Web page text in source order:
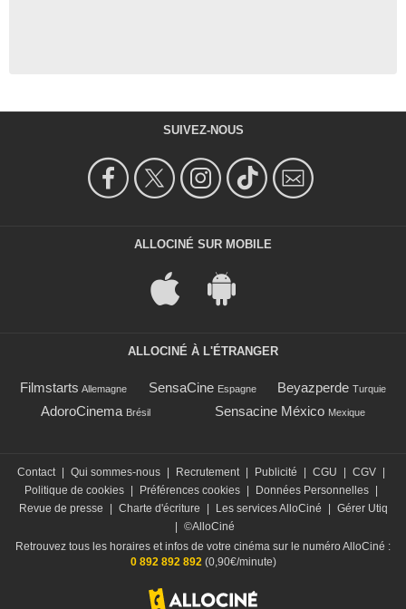
SUIVEZ-NOUS
ALLOCINÉ SUR MOBILE
ALLOCINÉ À L'ÉTRANGER
Filmstarts Allemagne SensaCine Espagne Beyazperde Turquie
AdoroCinema Brésil Sensacine México Mexique
Contact Qui sommes-nous Recrutement Publicité CGU CGV
Politique de cookies
Préférences cookies Données Personnelles
Revue de presse
Charte d'écriture Les services AlloCiné
Gérer Utiq
©AlloCiné
Retrouvez tous les horaires et infos de votre cinéma sur le numéro AlloCiné :
0 892 892 892(0,90€/minute)